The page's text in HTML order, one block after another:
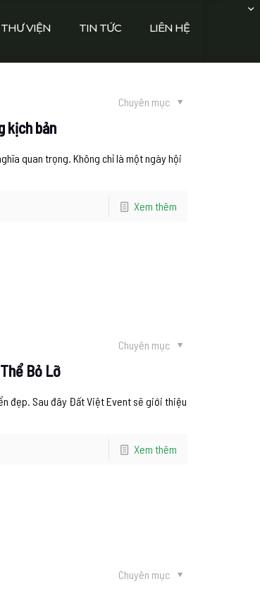
THƯ VIỆN TIN TỨC LIÊN HỆ
Chuyên mục
kịch bản
quan trọng. Không chỉ là một ngày hội
Xem thêm
Chuyên mục
Bỏ Lỡ
đẹp. Sau đây Đất Việt Event sẽ giới thiệu
Xem thêm
Chuyên mục